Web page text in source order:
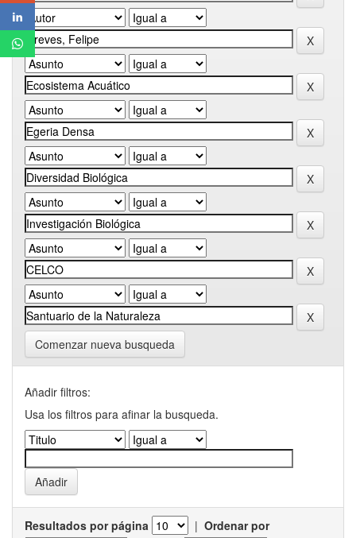
Comenzar nueva busqueda
Añadir filtros:
Usa los filtros para afinar la busqueda.
Resultados por página | Ordenar por